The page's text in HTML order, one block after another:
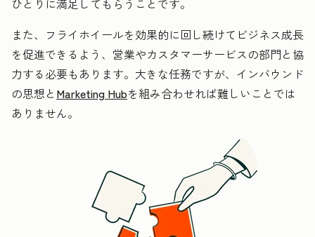
ひとりに満足してもらうことです。
また、フライホイールを効果的に回し続けてビジネス成長
を促進できるよう、営業やカスタマーサービスの部門と協
力する必要もあります。大きな任務ですが、インバウンド
の思想と Marketing Hubを組み合わせれば難しいことでは
ありません。